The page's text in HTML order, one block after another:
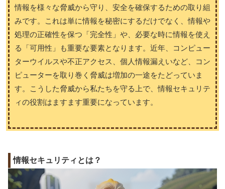
情報を様々な脅威から守り、安全を確保するための取り組
みです。これは単に情報を秘密にするだけでなく、情報や
処理の正確性を保つ「完全性」や、必要な時に情報を使え
る「可用性」も重要な要素となります。近年、コンピュー
ターウイルスや不正アクセス、個人情報漏えいなど、コン
ピューターを取り巻く脅威は増加の一途をたどっていま
す。こうした脅威から私たちを守る上で、情報セキュリテ
ィの役割はますます重要になっています。
情報セキュリティとは？